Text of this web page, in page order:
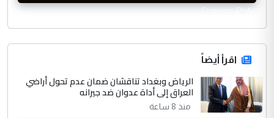
CurrencyRate
اقرأ أيضاً
الرياض وبغداد تناقشان ضمان عدم تحول أراضي
العراق إلى أداة عدوان ضد جيرانه
منذ 8 ساعة